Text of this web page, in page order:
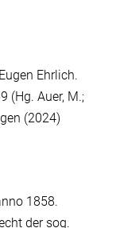
Ehrlich.
(Hg. Auer, M.;
(2024)
1858.
der sog.